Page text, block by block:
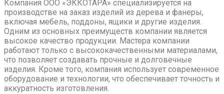
Компания ООО «ЭККОТАРА» специализируется на
производстве на заказ изделий из дерева и фанеры,
включая мебель, поддоны, ящики и другие изделия.
Одним из основных преимуществ компании является
высокое качество продукции. Мастера компании
работают только с высококачественными материалами,
что позволяет создавать прочные и долговечные
изделия. Кроме того, компания использует современное
оборудование и технологии, что обеспечивает точность и
аккуратность изготовления.